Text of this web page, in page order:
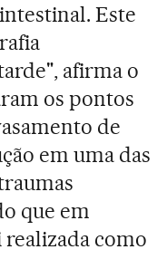
Este
afirma o
os pontos
de
em uma das
que em
como